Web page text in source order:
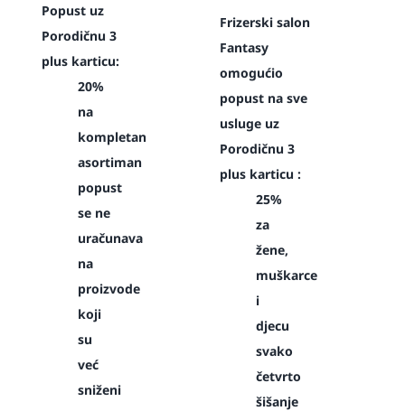
Popust uz
Porodičnu 3
plus karticu:
20%
na
kompletan
asortiman
popust
se ne
uračunava
na
proizvode
koji
su
već
sniženi
Frizerski salon
Fantasy
omogućio
popust na sve
usluge uz
Porodičnu 3
plus karticu :
25%
za
žene,
muškarce
i
djecu
svako
četvrto
šišanje